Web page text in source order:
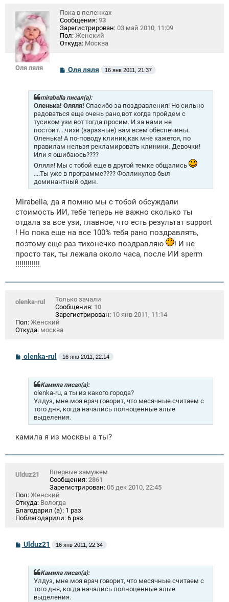
Оля ляля
Пока в пеленках
Сообщения: 93
Зарегистрирован: 03 май 2010, 11:09
Пол: Женский
Откуда: Москва
С
о
б
щ
е
н
и
е
Оля ляля 16 янв 2011, 21:37
mirabella писал(а):
Оленька! Оляля! Спасибо за поздравления! Но сильно
радоваться еще очень рано,вот когда пройдем с
тусиком узи вот тогда просим. И за нами не
постоит....чихи (заразные) вам всем обеспечины.
Оленька! А по-поводу клиник,как мне кажется, по
правилам нельзя рекламировать клиники. Девочки!
Или я ошибаюсь????
Оляля! Мы с тобой еще в другой темке общались
....Ты уже в программе???? Фолликулов был
доминантный один.
Mirabella, да я помню мы с тобой обсуждали
стоимость ИИ, тебе теперь не важно сколько ты
отдала за все узи, главное, что есть результат support
! Но пока еще на все 100% тебя рано поздравлять,
поэтому еще раз тихонечко поздравляю
! И не
просто так, ты лежала около часа, после ИИ sperm
!!!!!!!!!!!!
olenka-rul
Только зачали
Сообщения: 10
Зарегистрирован: 10 янв 2011, 11:14
Пол: Женский
Откуда: москва
Сolenka-rul 16 янв 2011, 22:14
Камила писал(а):
olenka-ru, а ты из какого города?
Улдуз, мне моя врач говорит, что месячные считаем с
того дня, когда начались полноценные алые
выделения.
камила я из москвы а ты?
Ulduz21
Впервые замужем
Сообщения: 2861
Зарегистрирован: 05 дек 2010, 22:45
Пол: Женский
Откуда: Вологда
Благодарил (а): 1 раз
Поблагодарили: 6 раз
СUlduz21 16 янв 2011, 22:34
Камила писал(а):
Улдуз, мне моя врач говорит, что месячные считаем с
того дня, когда начались полноценные алые
выделения.